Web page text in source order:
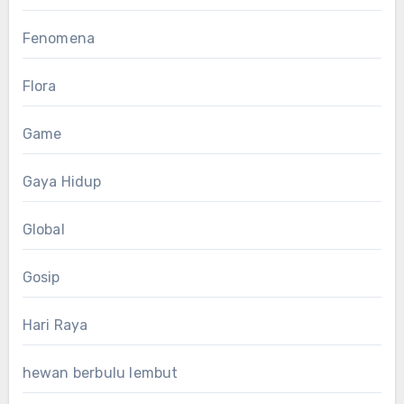
Fenomena
Flora
Game
Gaya Hidup
Global
Gosip
Hari Raya
hewan berbulu lembut